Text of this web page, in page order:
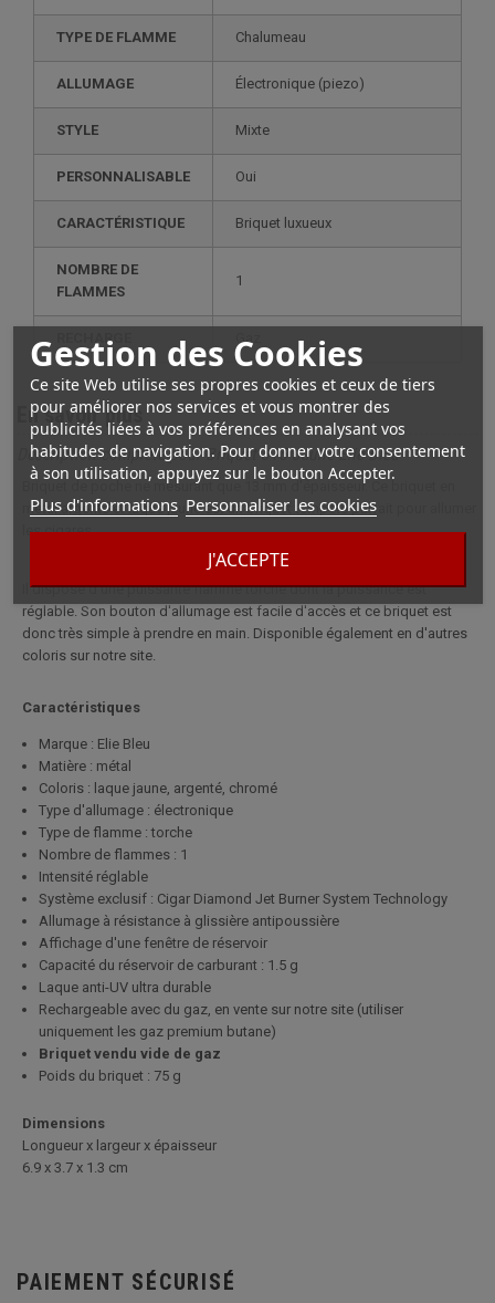
Gestion des Cookies
Ce site Web utilise ses propres cookies et ceux de tiers
pour améliorer nos services et vous montrer des
publicités liées à vos préférences en analysant vos
habitudes de navigation. Pour donner votre consentement
à son utilisation, appuyez sur le bouton Accepter.
Plus d'informations Personnaliser les cookies
J'ACCEPTE
TYPE DE FLAMME Chalumeau
ALLUMAGE électronique (piezo)
STYLE mixte
PERSONNALISABLE oui
CARACTÉRISTIQUE briquet luxueux
NOMBRE DE
FLAMMES
1
RECHARGE gaz
En savoir plus
Description complète pour Briquet J15 Jaune Elie Bleu
Briquet de poche ne mesurant que 13 mm d'épaisseur. Ce briquet en
métal argenté et laque jaune est un briquet tempete parfait pour allumer
les cigares.
Il dispose d'une puissante flamme torche dont la puissance est
réglable. Son bouton d'allumage est facile d'accès et ce briquet est
donc très simple à prendre en main. Disponible également en d'autres
coloris sur notre site.
Caractéristiques
Marque : Elie Bleu
Matière : métal
Coloris : laque jaune, argenté, chromé
Type d'allumage : électronique
Type de flamme : torche
Nombre de flammes : 1
Intensité réglable
Système exclusif : Cigar Diamond Jet Burner System Technology
Allumage à résistance à glissière antipoussière
Affichage d'une fenêtre de réservoir
Capacité du réservoir de carburant : 1.5 g
Laque anti-UV ultra durable
Rechargeable avec du gaz, en vente sur notre site (utiliser
uniquement les gaz premium butane)
Briquet vendu vide de gaz
Poids du briquet : 75 g
Dimensions
Longueur x largeur x épaisseur
6.9 x 3.7 x 1.3 cm
PAIEMENT SÉCURISÉ